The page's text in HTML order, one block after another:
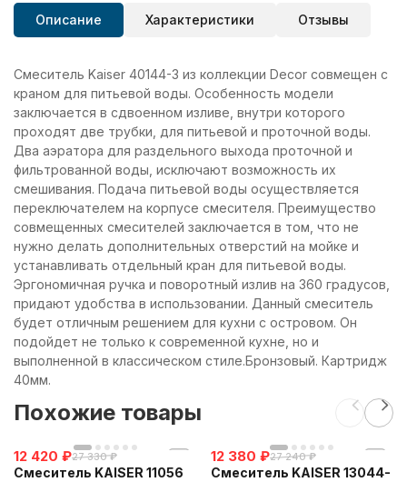
Описание Характеристики Отзывы
Смеситель Kaiser 40144-3 из коллекции Decor совмещен с
краном для питьевой воды. Особенность модели
заключается в сдвоенном изливе, внутри которого
проходят две трубки, для питьевой и проточной воды.
Два аэратора для раздельного выхода проточной и
фильтрованной воды, исключают возможность их
смешивания. Подача питьевой воды осуществляется
переключателем на корпусе смесителя. Преимущество
совмещенных смесителей заключается в том, что не
нужно делать дополнительных отверстий на мойке и
устанавливать отдельный кран для питьевой воды.
Эргономичная ручка и поворотный излив на 360 градусов,
придают удобства в использовании. Данный смеситель
будет отличным решением для кухни с островом. Он
подойдет не только к современной кухне, но и
выполненной в классическом стиле.Бронзовый. Картридж
40мм.
Похожие товары
12 420 ₽27 330 ₽
Смеситель KAISER 11056
12 380 ₽27 240 ₽
Смеситель KAISER 13044-